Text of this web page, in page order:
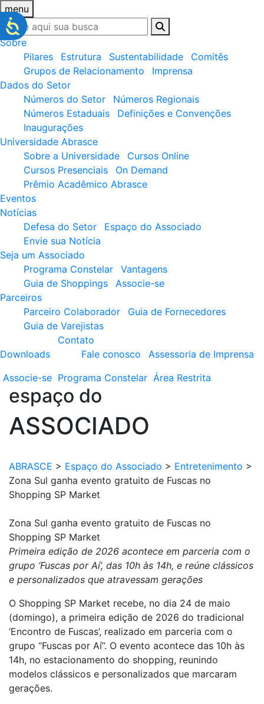
menu
Sobre
Pilares
Estrutura Sustentabilidade
Comitês
Grupos de Relacionamento
Imprensa
Dados do Setor
Números do Setor
Números Regionais
Números Estaduais
Definições e Convenções
Inaugurações
Universidade Abrasce
Sobre a Universidade
Cursos Online
Cursos Presenciais
On Demand
Prêmio Acadêmico Abrasce
Eventos
Notícias
Defesa do Setor
Espaço do Associado
Envie sua Notícia
Seja um Associado
Programa Constelar
Vantagens
Guia de Shoppings
Associe-se
Parceiros
Parceiro Colaborador
Guia de Fornecedores
Guia de Varejistas
Downloads
Contato
Fale conosco
Assessoria de Imprensa
Associe-se Programa Constelar Área Restrita
espaço do
ASSOCIADO
ABRASCE > Espaço do Associado > Entretenimento >
Zona Sul ganha evento gratuito de Fuscas no
Shopping SP Market
Zona Sul ganha evento gratuito de Fuscas no
Shopping SP Market
Primeira edição de 2026 acontece em parceria com o
grupo ‘Fuscas por Aí’, das 10h às 14h, e reúne clássicos
e personalizados que atravessam gerações
O Shopping SP Market recebe, no dia 24 de maio
(domingo), a primeira edição de 2026 do tradicional
‘Encontro de Fuscas’, realizado em parceria com o
grupo “Fuscas por Aí”. O evento acontece das 10h às
14h, no estacionamento do shopping, reunindo
modelos clássicos e personalizados que marcaram
gerações.